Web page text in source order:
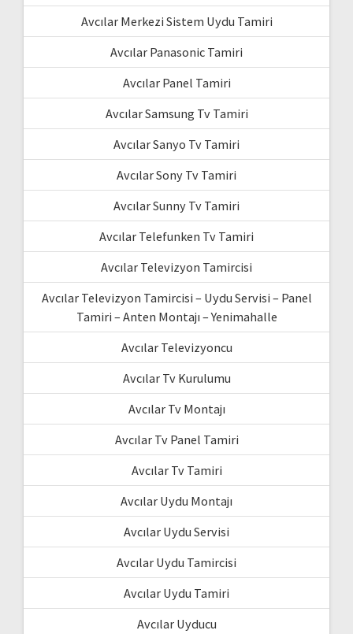
Avcılar Merkezi Sistem Uydu Tamiri
Avcılar Panasonic Tamiri
Avcılar Panel Tamiri
Avcılar Samsung Tv Tamiri
Avcılar Sanyo Tv Tamiri
Avcılar Sony Tv Tamiri
Avcılar Sunny Tv Tamiri
Avcılar Telefunken Tv Tamiri
Avcılar Televizyon Tamircisi
Avcılar Televizyon Tamircisi – Uydu Servisi – Panel
Tamiri – Anten Montajı – Yenimahalle
Avcılar Televizyoncu
Avcılar Tv Kurulumu
Avcılar Tv Montajı
Avcılar Tv Panel Tamiri
Avcılar Tv Tamiri
Avcılar Uydu Montajı
Avcılar Uydu Servisi
Avcılar Uydu Tamircisi
Avcılar Uydu Tamiri
Avcılar Uyducu